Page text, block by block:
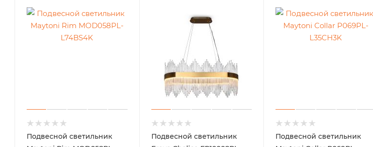
Подвесной светильник
Подвесной светильник
Подвесной светильник